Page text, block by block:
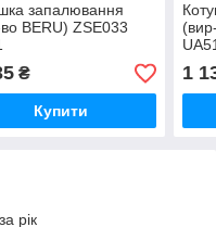
запалювання
BERU) ZSE033
₴
Купити
1
рік